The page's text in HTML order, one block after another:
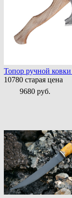
Топор ручной ковки
10780 старая цена
9680 руб.